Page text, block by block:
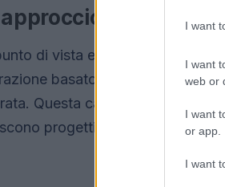
I want
I want
web or
I want
or app.
I want
di vista economico, Gemini
basato sui token di
Questa caratteristica risulta
progetti di grande volume,